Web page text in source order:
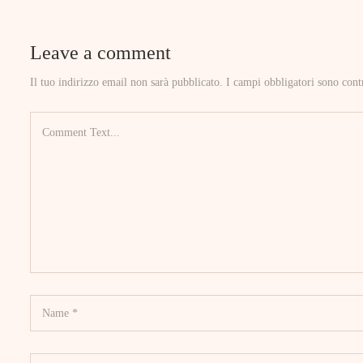
Leave a comment
Il tuo indirizzo email non sarà pubblicato. I campi obbligatori sono